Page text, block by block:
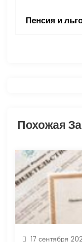
и
п
о
з
а
Пенсия и
Похожая
17 сентября